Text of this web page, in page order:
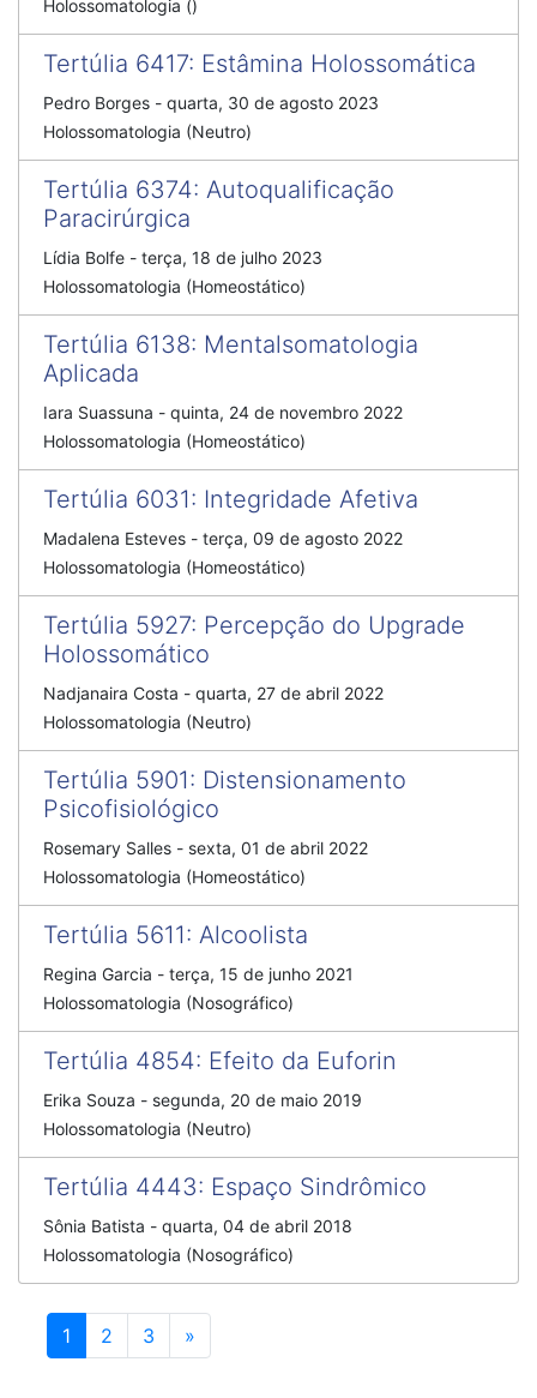
Holossomatologia ()
Tertúlia 6417: Estâmina Holossomática
Pedro Borges - quarta, 30 de agosto 2023
Holossomatologia (Neutro)
Tertúlia 6374: Autoqualificação
Paracirúrgica
Lídia Bolfe - terça, 18 de julho 2023
Holossomatologia (Homeostático)
Tertúlia 6138: Mentalsomatologia
Aplicada
Iara Suassuna - quinta, 24 de novembro 2022
Holossomatologia (Homeostático)
Tertúlia 6031: Integridade Afetiva
Madalena Esteves - terça, 09 de agosto 2022
Holossomatologia (Homeostático)
Tertúlia 5927: Percepção do Upgrade
Holossomático
Nadjanaira Costa - quarta, 27 de abril 2022
Holossomatologia (Neutro)
Tertúlia 5901: Distensionamento
Psicofisiológico
Rosemary Salles - sexta, 01 de abril 2022
Holossomatologia (Homeostático)
Tertúlia 5611: Alcoolista
Regina Garcia - terça, 15 de junho 2021
Holossomatologia (Nosográfico)
Tertúlia 4854: Efeito da Euforin
Erika Souza - segunda, 20 de maio 2019
Holossomatologia (Neutro)
Tertúlia 4443: Espaço Sindrômico
Sônia Batista - quarta, 04 de abril 2018
Holossomatologia (Nosográfico)
1 2 3 »